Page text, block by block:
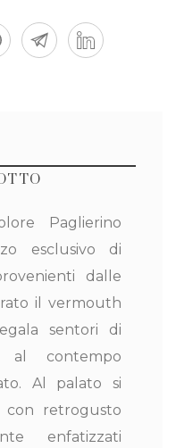
Paglierino
esclusivo di
dalle
il vermouth
sentori di
al contempo
Al palato si
con retrogusto
enfatizzati
di Torino
2021